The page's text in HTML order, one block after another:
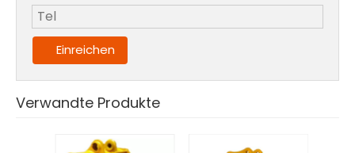
Einreichen
Verwandte Produkte